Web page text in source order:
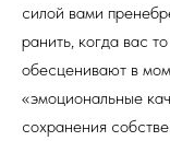
силой вами
ранить, когда вас
обесценивают в
«эмоциональные
сохранения